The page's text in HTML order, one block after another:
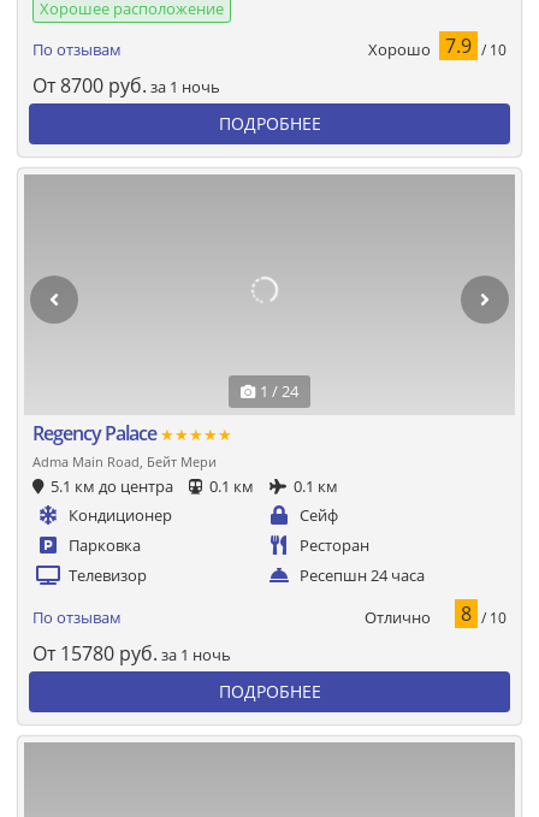
Хорошее расположение
По отзывам
Хорошо 7.9 / 10
От8700 руб. за 1 ночь
ПОДРОБНЕЕ
1 / 24
Regency Palace★★★★★
Adma Main Road, Бейт Мери
5.1 км до центра 0.1 км
0.1 км
Кондиционер
Сейф
Парковка
Ресторан
Телевизор
Ресепшн 24 часа
По отзывам Отлично 8 / 10
От 15780 руб. за 1 ночь
ПОДРОБНЕЕ